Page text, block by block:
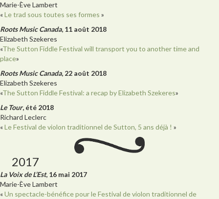
Marie-Ève Lambert
«Le trad sous toutes ses formes »
Roots Music Canada, 11 août 2018
Elizabeth Szekeres
«The Sutton Fiddle Festival will transport you to another time and
place»
Roots Music Canada, 22 août 2018
Elizabeth Szekeres
«The Sutton Fiddle Festival: a recap by Elizabeth Szekeres»
Le Tour, été 2018
Richard Leclerc
«Le Festival de violon traditionnel de Sutton, 5 ans déjà ! »
2017
La Voix de L’Est, 16 mai 2017
Marie-Ève Lambert
«Un spectacle-bénéfice pour le Festival de violon traditionnel de